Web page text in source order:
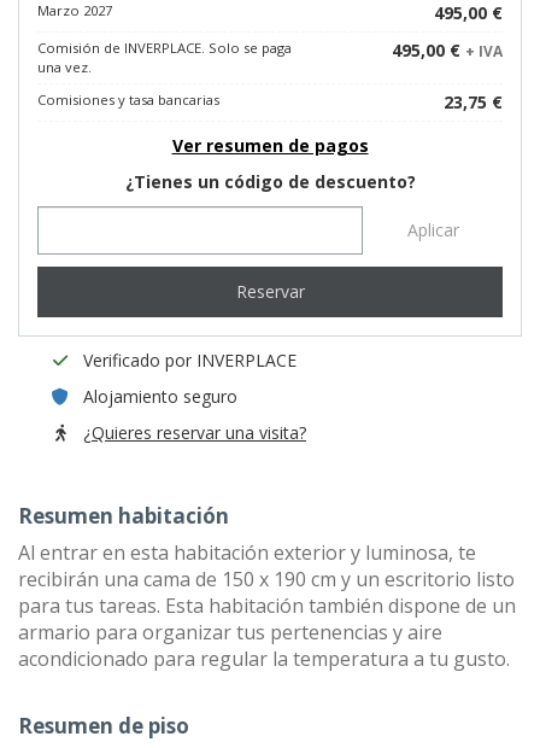
Marzo 2027 495,00 €
Comisión de INVERPLACE. Solo se paga
una vez.
495,00 € + IVA
Comisiones y tasa bancarias
23,75 €
Ver resumen de pagos
¿Tienes un código de descuento?
Aplicar
Reservar
Verificado por INVERPLACE
Alojamiento seguro
¿Quieres reservar una visita?
Resumen habitación
Al entrar en esta habitación exterior y luminosa, te
recibirán una cama de 150 x 190 cm y un escritorio listo
para tus tareas. Esta habitación también dispone de un
armario para organizar tus pertenencias y aire
acondicionado para regular la temperatura a tu gusto.
Resumen de piso